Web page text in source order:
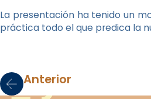
La presentación ha tenido un
práctica todo el que predica la
Anterior